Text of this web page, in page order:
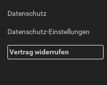
Datenschutz
Datenschutz-Einstellungen
Vertrag widerrufen